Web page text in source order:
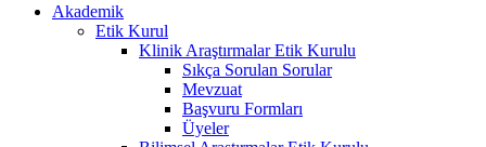
Akademik
Etik Kurul
Klinik Araştırmalar Etik Kurulu
Sıkça Sorulan Sorular
Mevzuat
Başvuru Formları
Üyeler